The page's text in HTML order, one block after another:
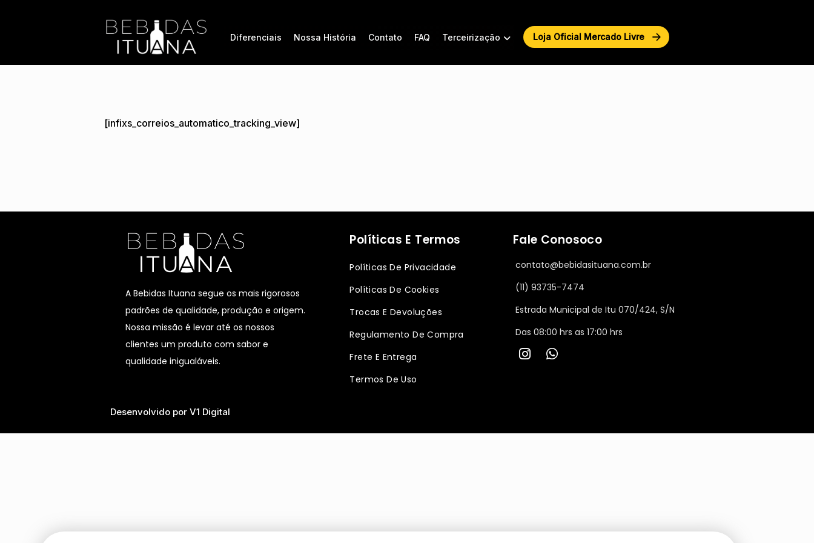
Diferenciais Nossa História Contato FAQ Terceirização Loja Oficial Mercado Livre
[infixs_correios_automatico_tracking_view]
A Bebidas Ituana segue os mais rigorosos
padrões de qualidade, produção e origem.
Nossa missão é levar até os nossos
clientes um produto com sabor e
qualidade inigualáveis.
Políticas E Termos
Políticas De Privacidade
Políticas De Cookies
Trocas E Devoluções
Regulamento De Compra
Frete E Entrega
Termos De Uso
Fale Conosoco
contato@bebidasituana.com.br
(11) 93735-7474
Estrada Municipal de Itu 070/424, S/N
Das 08:00 hrs as 17:00 hrs
Desenvolvido por V1 Digital